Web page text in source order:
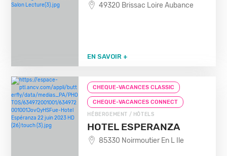
49320 Brissac Loire Aubance
EN SAVOIR +
CHEQUE-VACANCES CLASSIC
CHEQUE-VACANCES CONNECT
HÉBERGEMENT / HÔTELS
HOTEL ESPERANZA
85330 Noirmoutier En L Ile